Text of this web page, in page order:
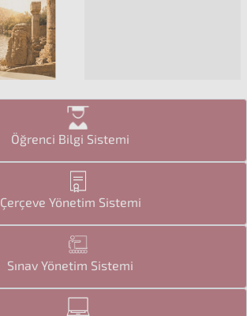
Öğrenci Bilgi Sistemi
Çerçeve Yönetim Sistemi
Sınav Yönetim Sistemi